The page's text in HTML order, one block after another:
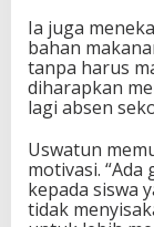
Ia juga
bahan
tanpa harus
diharapkan
lagi absen
Uswatun
motivasi.
kepada siswa
tidak